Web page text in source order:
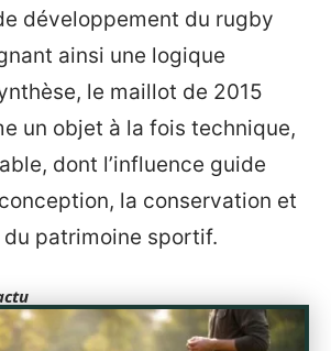
développement du rugby
ainsi une logique
le maillot de 2015
un objet à la fois technique,
dont l’influence guide
la conservation et
patrimoine sportif.